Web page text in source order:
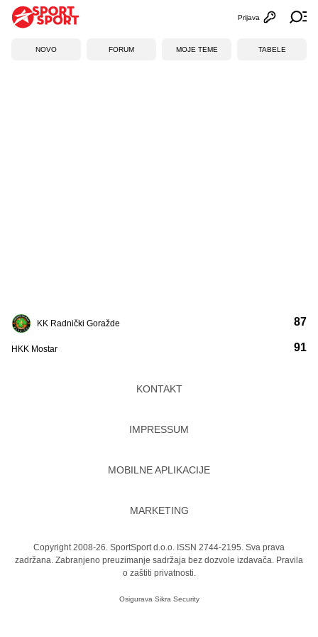
Otvori
Prijava
NOVO FORUM MOJE TEME TABELE
KK Radnički Goražde
HKK Mostar
87
91
KONTAKT
IMPRESSUM
MOBILNE APLIKACIJE
MARKETING
Copyright 2008-26. SportSport d.o.o. ISSN 2744-2195. Sva prava
zadržana. Zabranjeno preuzimanje sadržaja bez dozvole izdavača. Pravila
o zaštiti privatnosti.
Osigurava Sikra Security